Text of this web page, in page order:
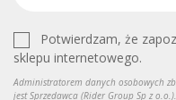
Potwierdzam, że
sklepu internetowego.
Administratorem danych osobowych
jest Sprzedawca (Rider Group Sp z